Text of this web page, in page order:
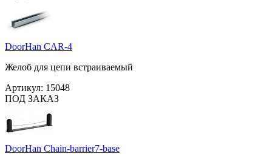
DoorHan CAR-4
Желоб для цепи встраиваемый
Артикул: 15048
ПОД ЗАКАЗ
DoorHan Chain-barrier7-base